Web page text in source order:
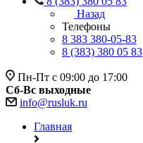
Назад
Телефоны
8 383 380-05-83
8 (383) 380 05 83
Пн-Пт с 09:00 до 17:00
Сб-Вс выходные
info@rusluk.ru
Главная